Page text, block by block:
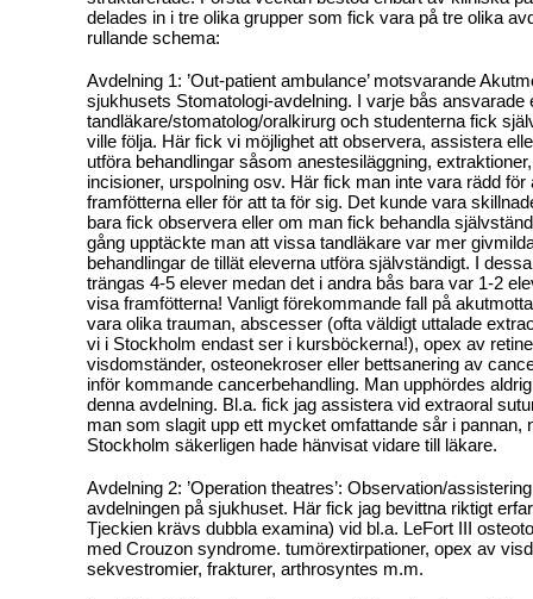
delades in i tre olika grupper som fick vara på tre olika
rullande schema:
Avdelning 1: ’Out-patient ambulance’ motsvarande
sjukhusets Stomatologi-avdelning. I varje bås ansvarade
tandläkare/stomatolog/oralkirurg och studenterna fick
ville följa. Här fick vi möjlighet att observera, assistera
utföra behandlingar såsom anestesiläggning,
incisioner, urspolning osv. Här fick man inte vara rädd för
framfötterna eller för att ta för sig. Det kunde vara
bara fick observera eller om man fick behandla
gång upptäckte man att vissa tandläkare var mer
behandlingar de tillät eleverna utföra självständigt. I
trängas 4-5 elever medan det i andra bås bara var 1-2
visa framfötterna! Vanligt förekommande fall på
vara olika trauman, abscesser (ofta väldigt uttalade
vi i Stockholm endast ser i kursböckerna!), opex av
visdomständer, osteonekroser eller bettsanering av
inför kommande cancerbehandling. Man upphördes
denna avdelning. Bl.a. fick jag assistera vid extraoral
man som slagit upp ett mycket omfattande sår i pannan,
Stockholm säkerligen hade hänvisat vidare till läkare.
Avdelning 2: ’Operation theatres’: Observation/
avdelningen på sjukhuset. Här fick jag bevittna riktigt
Tjeckien krävs dubbla examina) vid bl.a. LeFort III
med Crouzon syndrome. tumörextirpationer, opex av
sekvestromier, frakturer, arthrosyntes m.m.